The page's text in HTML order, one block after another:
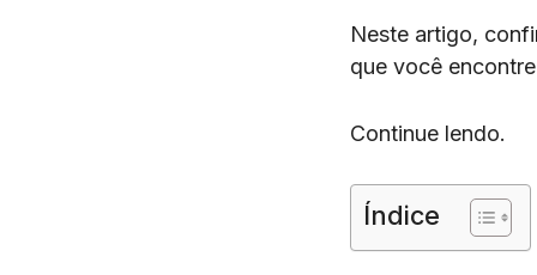
Neste artigo,
que você
Continue lendo.
Índice